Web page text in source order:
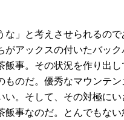
」と考えさせられるの
アックスの付いたバッ
事。その状況を作り出
のだ。優秀なマウンテ
。そして、その対極に
事なのだ。とんでもな